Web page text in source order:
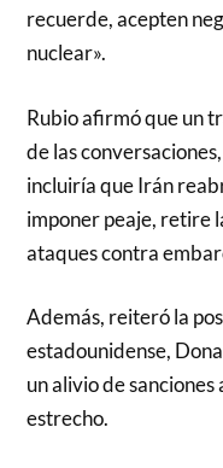
recuerde, acepten
nuclear».
Rubio afirmó que un
de las
incluiría que Irán
imponer peaje, retire
ataques contra
Además, reiteró la
estadounidense,
un alivio de
estrecho.